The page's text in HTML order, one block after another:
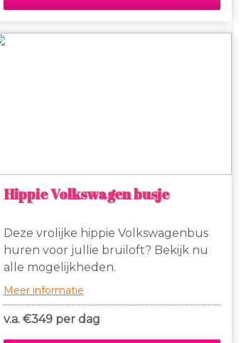
Hippie Volkswagen busje
Deze vrolijke hippie Volkswagenbus
huren voor jullie bruiloft? Bekijk nu
alle mogelijkheden.
Meer informatie
v.a. €349 per dag